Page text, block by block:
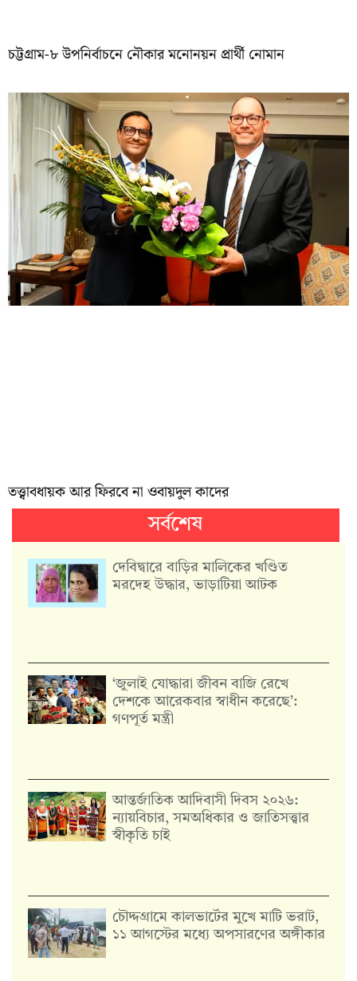
চট্টগ্রাম-৮ উপনির্বাচনে নৌকার মনোনয়ন প্রার্থী নোমান
তত্ত্বাবধায়ক আর ফিরবে না ওবায়দুল কাদের
সর্বশেষ
দেবিদ্বারে বাড়ির মালিকের খণ্ডিত
মরদেহ উদ্ধার, ভাড়াটিয়া আটক
‘জুলাই যোদ্ধারা জীবন বাজি রেখে
দেশকে আরেকবার স্বাধীন করেছে’:
গণপূর্ত মন্ত্রী
আন্তর্জাতিক আদিবাসী দিবস ২০২৬:
ন্যায়বিচার, সমঅধিকার ও জাতিসত্ত্বার
স্বীকৃতি চাই
চৌদ্দগ্রামে কালভার্টের মুখে মাটি ভরাট,
১১ আগস্টের মধ্যে অপসারণের অঙ্গীকার